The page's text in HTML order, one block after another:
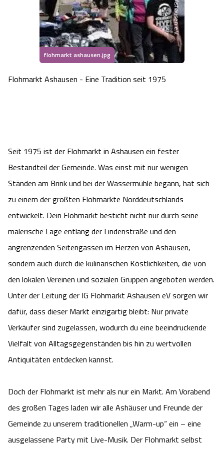
Heideflächen
Freizeitparks
Vital Urlaub
Ferienwohnungen
Ferienhäuser
Camping
Urlaub auf dem Bauernhof
Urlaub mit Hund
Anreise
Videos
Shop
Naturpark Südheide
Naturerlebnis im Frühling
Naturerlebnis im Sommer
Ausflugsziele
Wandern
Reiten
Kutschen
Regionale Küche
Tiere
HeideSpezialitäten
Naturhotels
Urlaub mit Hund
Quad Bahn Bispingen
Kletterparks
Adventure Schnucken Golf
Serengeti Park
Weltvogelpark Walsrode
Wildpark Lüneburger Heide
Wildpark Schwarze Berge
Otter Zentrum
Wildpark Müden
Das verrückte Haus
Abenteuerland Trampolin-Park
Thermen
Vegan, Fasten & Co.
Wellness-Unterkünfte
Hotels mit Schwimmbad
THERMEplus® Unterkünfte
Die Hansestadt Lüneburg
Sehenswürdigkeiten Lüneburg
Veranstaltungen & Führungen Lüneburg
Die Residenzstadt Celle
Sehenswürdigkeiten Celle
Shopping Celle
Unterkünfte Celle
Veranstaltungen & Führungen Celle
Hoher Kontrast Modus:
Schriftgröße: A
flohmarkt ashausen.jpg
Flohmarkt Ashausen - Eine Tradition seit 1975
Seit 1975 ist der Flohmarkt in Ashausen ein fester
Bestandteil der Gemeinde. Was einst mit nur wenigen
Ständen am Brink und bei der Wassermühle begann, hat sich
zu einem der größten Flohmärkte Norddeutschlands
entwickelt. Dein Flohmarkt besticht nicht nur durch seine
malerische Lage entlang der Lindenstraße und den
angrenzenden Seitengassen im Herzen von Ashausen,
sondern auch durch die kulinarischen Köstlichkeiten, die von
den lokalen Vereinen und sozialen Gruppen angeboten werden.
Unter der Leitung der IG Flohmarkt Ashausen eV sorgen wir
dafür, dass dieser Markt einzigartig bleibt: Nur private
Verkäufer sind zugelassen, wodurch du eine beeindruckende
Vielfalt von Alltagsgegenständen bis hin zu wertvollen
Antiquitäten entdecken kannst.
Doch der Flohmarkt ist mehr als nur ein Markt. Am Vorabend
des großen Tages laden wir alle Ashäuser und Freunde der
Gemeinde zu unserem traditionellen „Warm-up“ ein – eine
ausgelassene Party mit Live-Musik. Der Flohmarkt selbst